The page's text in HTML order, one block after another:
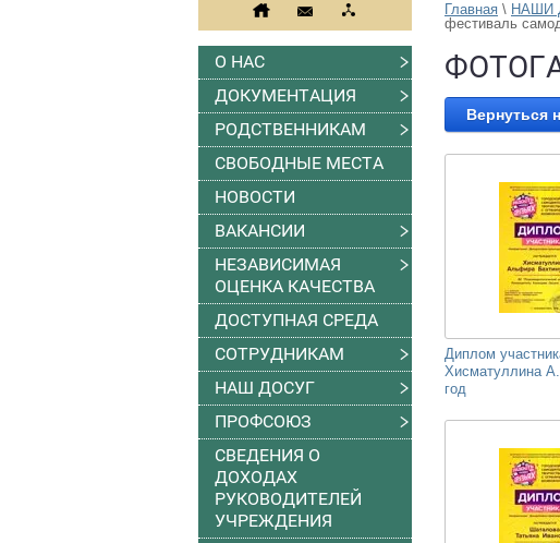
О НАС
ДОКУМЕНТАЦИЯ
РОДСТВЕННИКАМ
СВОБОДНЫЕ МЕСТА
НОВОСТИ
ВАКАНСИИ
НЕЗАВИСИМАЯ
ОЦЕНКА КАЧЕСТВА
ДОСТУПНАЯ СРЕДА
СОТРУДНИКАМ
НАШ ДОСУГ
ПРОФСОЮЗ
СВЕДЕНИЯ О
ДОХОДАХ
РУКОВОДИТЕЛЕЙ
УЧРЕЖДЕНИЯ
Главная \ НАШИ
фестиваль
Вернуться
Диплом
Хисматуллина
год